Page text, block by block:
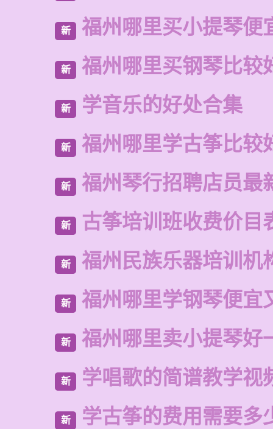
新 福州哪里买小提琴便
新 福州哪里买钢琴比较
新 学音乐的好处合集
新 福州哪里学古筝比较
新 福州琴行招聘店员最
新 古筝培训班收费价目
新 福州民族乐器培训机
新 福州哪里学钢琴便宜
新 福州哪里卖小提琴好
新 学唱歌的简谱教学视
新 学古筝的费用需要多